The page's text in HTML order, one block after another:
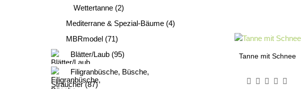
Tanne mit Schnee
Wettertanne (2)
Mediterrane & Spezial-Bäume (4)
MBRmodel (71)
Blätter/Laub (95)
Filigranbüsche, Büsche,
Sträucher (87)